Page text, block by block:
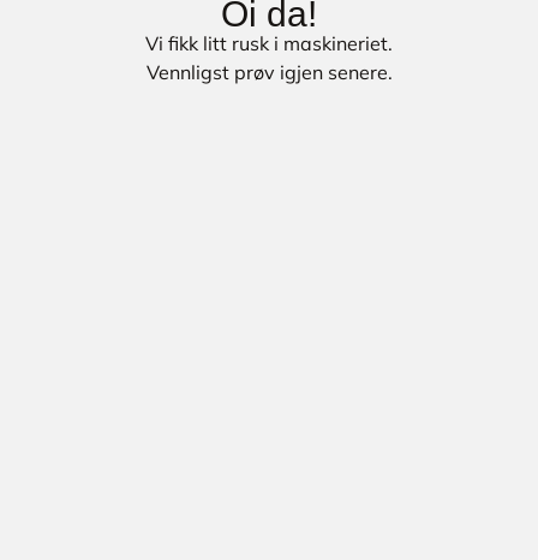
Oi da!
Vi fikk litt rusk i maskineriet.
Vennligst prøv igjen senere.